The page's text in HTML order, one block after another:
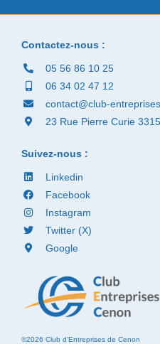
©2026 Club d'Entreprises de Cenon
Contactez-nous :
05 56 86 10 25
06 34 02 47 12
contact@club-
23 Rue Pierre Curie
Suivez-nous :
Linkedin
Facebook
Instagram
Twitter (X)
Google